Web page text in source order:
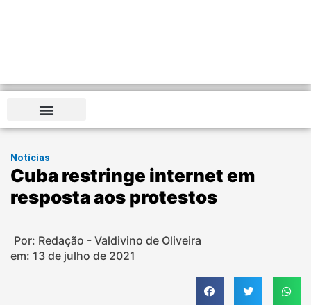
Notícias
Cuba restringe internet em
resposta aos protestos
Por: Redação - Valdivino de Oliveira
em: 13 de julho de 2021